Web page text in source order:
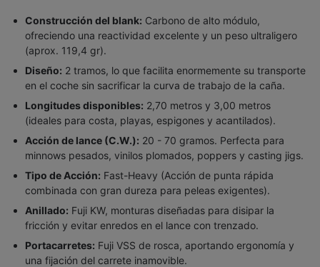
Construcción del blank: Carbono de alto módulo,
ofreciendo una reactividad excelente y un peso ultraligero
(aprox. 119,4 gr).
Diseño: 2 tramos, lo que facilita enormemente su transporte
en el coche sin sacrificar la curva de trabajo de la caña.
Longitudes disponibles: 2,70 metros y 3,00 metros
(ideales para costa, playas, espigones y acantilados).
Acción de lance (C.W.): 20 - 70 gramos. Perfecta para
minnows pesados, vinilos plomados, poppers y casting jigs.
Tipo de Acción: Fast-Heavy (Acción de punta rápida
combinada con gran dureza para peleas exigentes).
Anillado: Fuji KW, monturas diseñadas para disipar la
fricción y evitar enredos en el lance con trenzado.
Portacarretes: Fuji VSS de rosca, aportando ergonomía y
una fijación del carrete inamovible.